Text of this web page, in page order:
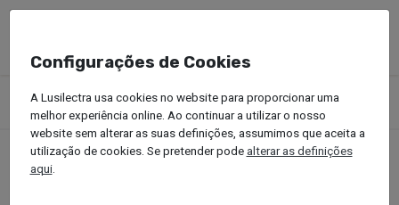
Produtos Equipamentos Oficinais
Bancos de Desempeno
Blackhawk – Mini Banco – MPT 50
Configurações de Cookies
A Lusilectra usa cookies no website para proporcionar uma
melhor experiência online. Ao continuar a utilizar o nosso
website sem alterar as suas definições, assumimos que aceita a
utilização de cookies. Se pretender podealterar as definições
aqui.